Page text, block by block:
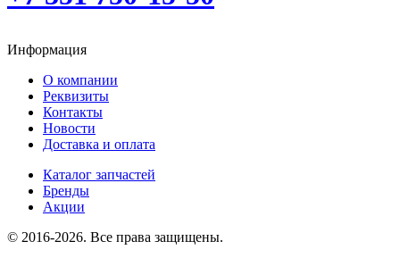
Информация
О компании
Реквизиты
Контакты
Новости
Доставка и оплата
Каталог запчастей
Бренды
Акции
© 2016-2026. Все права защищены.